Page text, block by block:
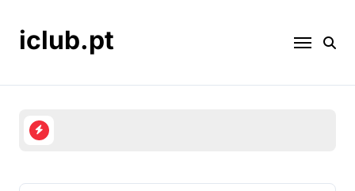
contenticlub.pt